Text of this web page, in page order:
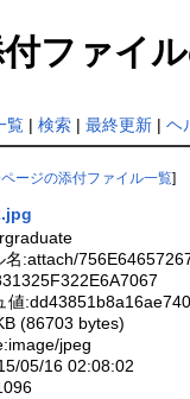
ファイ
覧| 検索| 最終更新| ヘ
ージの添付ファイル一覧]
名:attach/
値
(86703 bytes)
jpeg
05/16 02:08:02